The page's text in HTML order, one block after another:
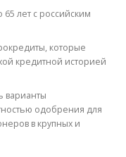
лет с российским
которые
кредитной историей
варианты
одобрения для
в крупных и